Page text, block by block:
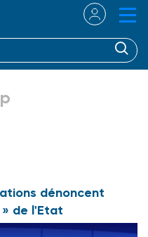
dénoncent
de l'Etat